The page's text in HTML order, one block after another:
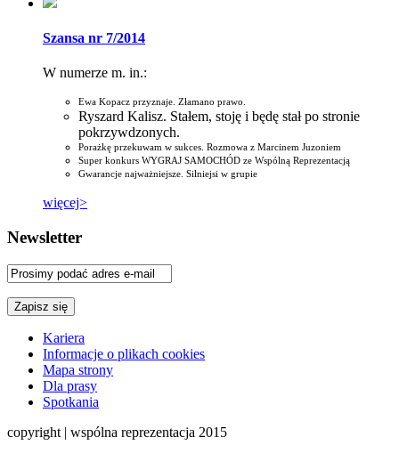
Szansa nr 7/2014
W numerze m. in.:
Ewa Kopacz przyznaje. Złamano prawo.
Ryszard Kalisz. Stałem, stoję i będę stał po stronie
pokrzywdzonych.
Porażkę przekuwam w sukces. Rozmowa z Marcinem Juzoniem
Super konkurs WYGRAJ SAMOCHÓD ze Wspólną Reprezentacją
Gwarancje najważniejsze. Silniejsi w grupie
więcej>
Newsletter
Kariera
Informacje o plikach cookies
Mapa strony
Dla prasy
Spotkania
copyright | wspólna reprezentacja 2015